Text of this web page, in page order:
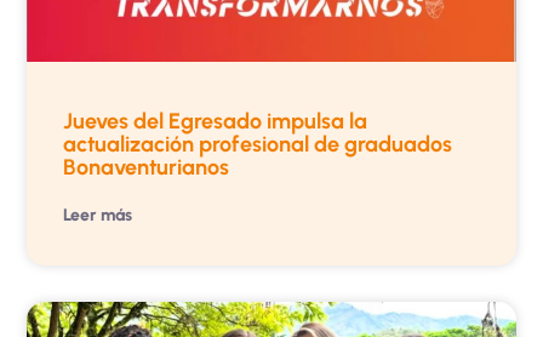
Jueves del Egresado impulsa la
actualización profesional de graduados
Bonaventurianos
Leer más